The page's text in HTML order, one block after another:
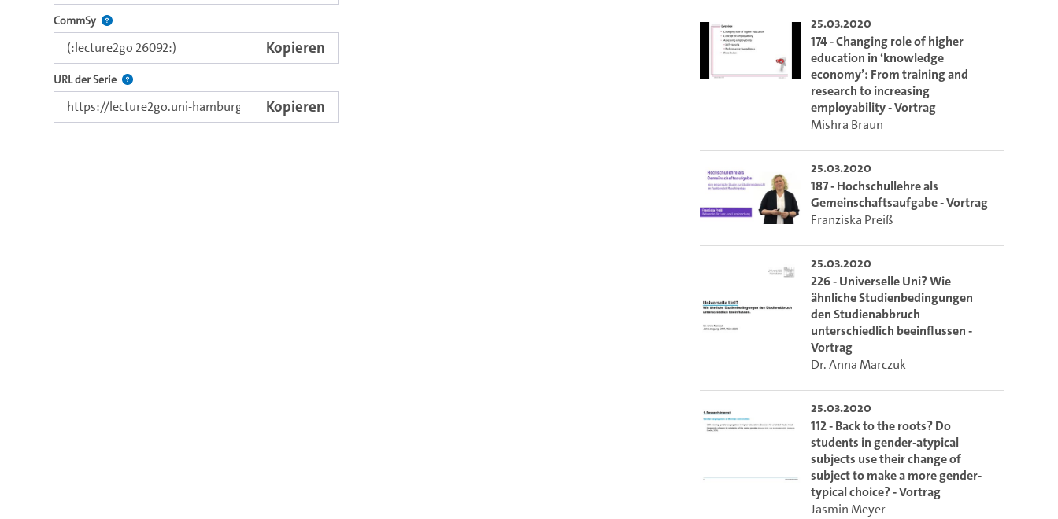
CommSy Nutzen Sie diesen Code, um das Video in CommSy einzubetten.
Kopieren
URL der Serie Der Link zur Serie.
Kopieren
25.03.2020
174 - Changing role of higher
education in ‘knowledge
economy’: From training and
research to increasing
employability - Vortrag
Mishra Braun
25.03.2020
187 - Hochschullehre als
Gemeinschaftsaufgabe - Vortrag
Franziska Preiß
25.03.2020
226 - Universelle Uni? Wie
ähnliche Studienbedingungen
den Studienabbruch
unterschiedlich beeinflussen -
Vortrag
Dr. Anna Marczuk
25.03.2020
112 - Back to the roots? Do
students in gender-atypical
subjects use their change of
subject to make a more gender-
typical choice? - Vortrag
Jasmin Meyer